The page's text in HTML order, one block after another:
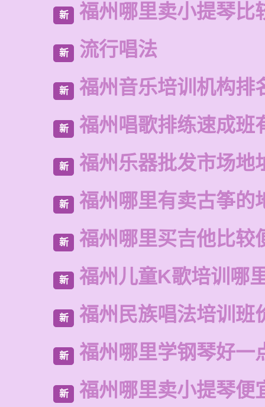
新 福州哪里卖小提琴比
新 流行唱法
新 福州音乐培训机构排
新 福州唱歌排练速成班
新 福州乐器批发市场地
新 福州哪里有卖古筝的
新 福州哪里买吉他比较
新 福州儿童K歌培训哪
新 福州民族唱法培训班
新 福州哪里学钢琴好一
新 福州哪里卖小提琴便